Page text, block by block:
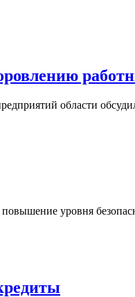
области
уровня